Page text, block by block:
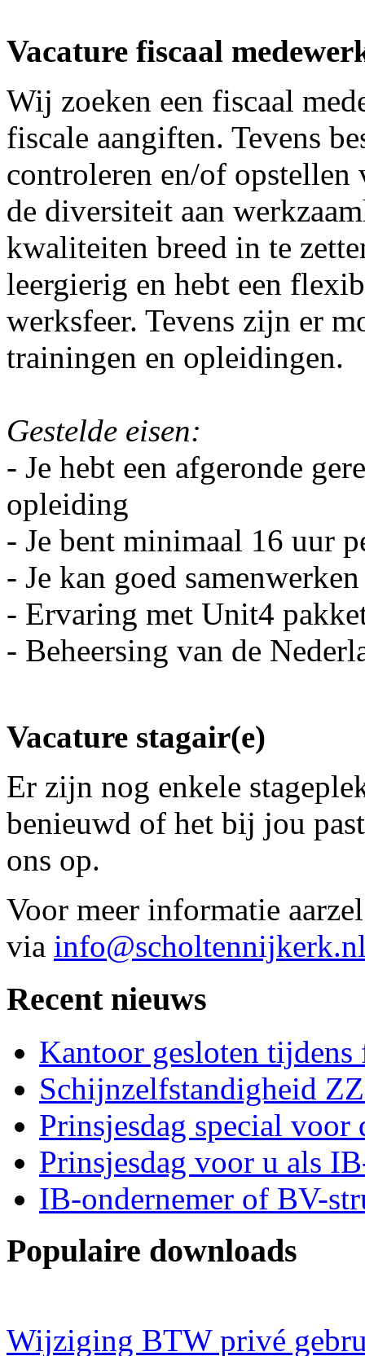
Vacature fiscaal
Wij zoeken een fiscaal
fiscale aangiften. Tevens
controleren en/of opstellen
de diversiteit aan
kwaliteiten breed in te
leergierig en hebt een
werksfeer. Tevens zijn er
trainingen en opleidingen.
Gestelde eisen:
- Je hebt een afgeronde
opleiding
- Je bent minimaal 16 uur
- Je kan goed
- Ervaring met Unit4
- Beheersing van de
Vacature stagair(e)
Er zijn nog enkele
benieuwd of het bij jou
ons op.
Voor meer informatie
via
Recent nieuws
Kantoor gesloten tijdens
Schijnzelfstandigheid
Prinsjesdag special voor
Prinsjesdag voor u als
IB-ondernemer of BV-
Populaire downloads
Wijziging BTW privé